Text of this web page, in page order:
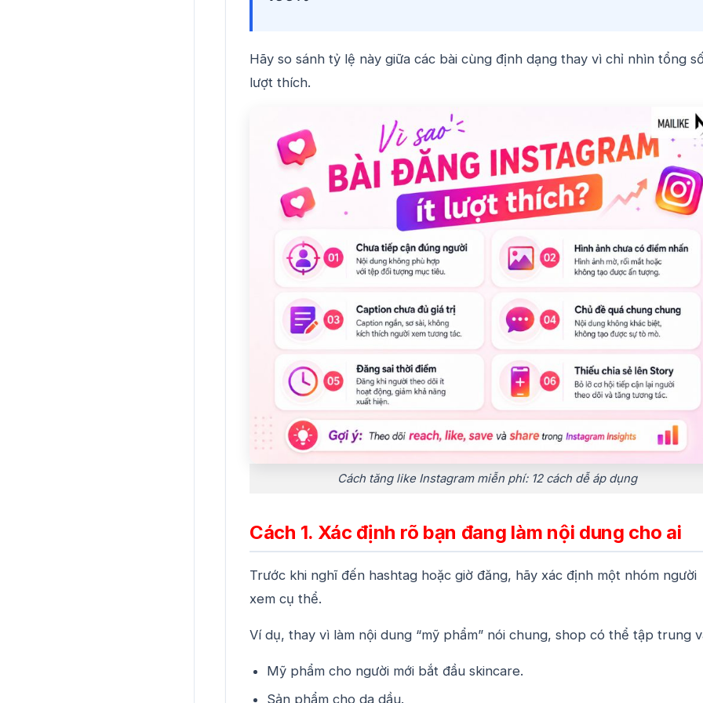
Hãy so sánh tỷ lệ này giữa các bài cùng định dạng thay vì chỉ nhìn tổng
lượt thích.
Cách tăng like Instagram miễn phí: 12 cách dễ áp dụng
Cách 1. Xác định rõ bạn đang làm nội dung cho ai
Trước khi nghĩ đến hashtag hoặc giờ đăng, hãy xác định một nhóm người
xem cụ thể.
Ví dụ, thay vì làm nội dung “mỹ phẩm” nói chung, shop có thể tập trung
Mỹ phẩm cho người mới bắt đầu skincare.
Sản phẩm cho da dầu.